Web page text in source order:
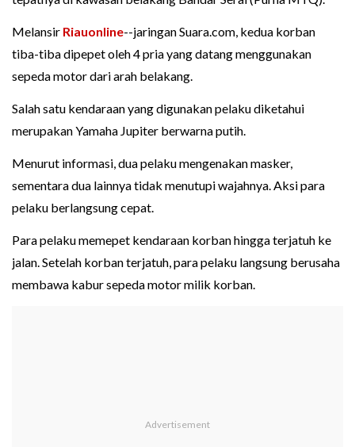
Melansir Riauonline--jaringan Suara.com, kedua korban
tiba-tiba dipepet oleh 4 pria yang datang menggunakan
sepeda motor dari arah belakang.
Salah satu kendaraan yang digunakan pelaku diketahui
merupakan Yamaha Jupiter berwarna putih.
Menurut informasi, dua pelaku mengenakan masker,
sementara dua lainnya tidak menutupi wajahnya. Aksi para
pelaku berlangsung cepat.
Para pelaku memepet kendaraan korban hingga terjatuh ke
jalan. Setelah korban terjatuh, para pelaku langsung berusaha
membawa kabur sepeda motor milik korban.